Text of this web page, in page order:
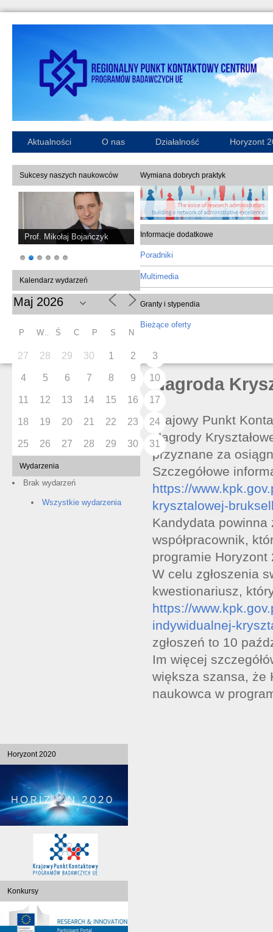
Aktualności O nas Działalność Horyzont
Sukcesy naszych naukowców
Prof. Mikołaj Bojańczyk
Kalendarz wydarzeń
P Ś C P S N
27 28 29 30 1 2 3
4 5 6 7 8 9 10
11 12 13 14 15 16 17
18 19 20 21 22 23 24
25 26 27 28 29 30 31
Wydarzenia
Brak wydarzeń
Wszystkie wydarzenia
Wymiana dobrych praktyk
Informacje dodatkowe
Poradniki
Multimedia
Granty i stypendia
Bieżące oferty
Nagroda
Krajowy Punkt
Nagrody
przyznane za
Szczegółowe
https://
krysztalowej-
Kandydata powinna
współpracownik,
programie
W celu zgłoszenia
kwestionariusz,
https://
indywidualnej-
zgłoszeń to 10
Im więcej
większa szansa, że
naukowca w
Horyzont 2020
Konkursy